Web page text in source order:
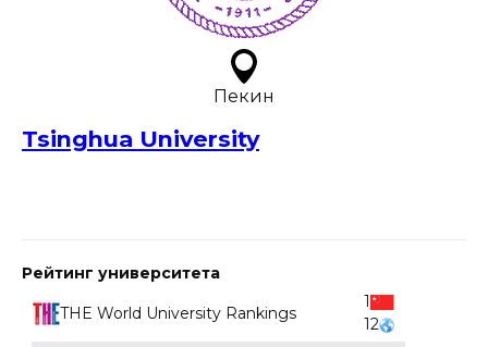
Пекин
Tsinghua University
Рейтинг университета
THE World University Rankings
1
12